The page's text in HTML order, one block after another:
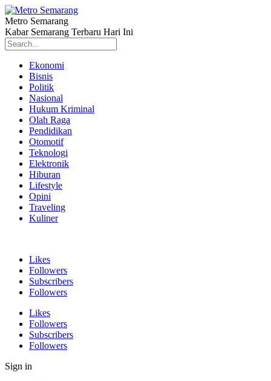
Metro Semarang
Kabar Semarang Terbaru Hari Ini
Ekonomi
Bisnis
Politik
Nasional
Hukum Kriminal
Olah Raga
Pendidikan
Otomotif
Teknologi
Elektronik
Hiburan
Lifestyle
Opini
Traveling
Kuliner
Likes
Followers
Subscribers
Followers
Likes
Followers
Subscribers
Followers
Sign in